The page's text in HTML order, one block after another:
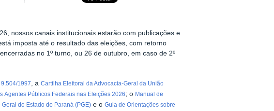
nossos canais institucionais estarão com publicações e
imposta até o resultado das eleições, com retorno
no 1º turno, ou 26 de outubro, em caso de 2º
9.504/1997, a Cartilha Eleitoral da Advocacia-Geral da União
Agentes Públicos Federais nas Eleições 2026; o Manual de
Geral do Estado do Paraná (PGE)e o Guia de Orientações sobre